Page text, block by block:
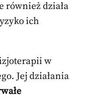
również działa
ich
w
Jej działania